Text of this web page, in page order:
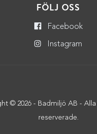
FÖLJ OSS
Facebook
Instagram
© 2026 - Badmiljö AB -
reserverade.